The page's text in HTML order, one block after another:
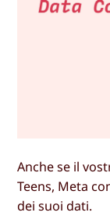
Anche se il
Teens, Meta
dei suoi dati.